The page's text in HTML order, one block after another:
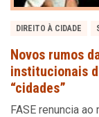
DIREITO À CIDADE
Novos rumos
institucionais
“cidades”
FASE renuncia